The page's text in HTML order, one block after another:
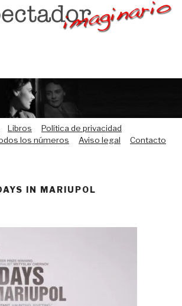
Libros
Política de privacidad
los números Aviso legal Contacto
IN MARIUPOL